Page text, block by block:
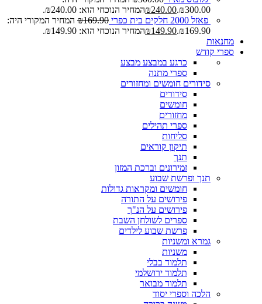
₪300.00.
₪240.00
המחיר הנוכחי הוא: ₪240.00.
פאזל 2000 חלקים בית כפרי
₪169.90
המחיר המקורי היה:
₪169.90.
₪149.90
המחיר הנוכחי הוא: ₪149.90.
מחנאות
ספרי קודש
כרגע במבצע מבצע
ספרי מתנה
סידורים חומשים ומחזורים
סידורים
חומשים
מחזורים
ספרי תהילים
סליחות
תיקון קוראים
תנך
זמירונים וברכת המזון
תנך ופרשת שבוע
חומשים ומקראות גדולות
פירושים על התורה
פירושים על הנ"ך
ספרים לשולחן השבת
פרשת שבוע לילדים
גמרא ומשניות
משניות
תלמוד בבלי
תלמוד ירושלמי
תלמוד מבואר
הלכה וספרי יסוד